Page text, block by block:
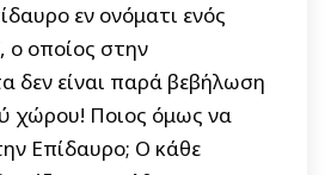
εν ονόματι ενός
ο οποίος στην
δεν είναι παρά βεβήλωση
χώρου! Ποιος όμως να
Επίδαυρο; Ο κάθε